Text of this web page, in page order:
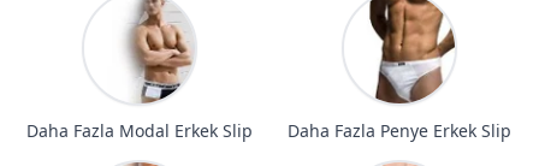
Daha Fazla Modal Erkek Slip Daha Fazla Penye Erkek Slip